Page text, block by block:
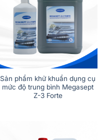
Sản phẩm khử khuẩn dụng cụ
mức độ trung bình Megasept
Z-3 Forte